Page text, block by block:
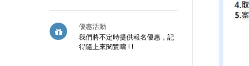
優惠活動
我們將不定時提供報名優惠，記
得隨上來閱覽唷 ! !